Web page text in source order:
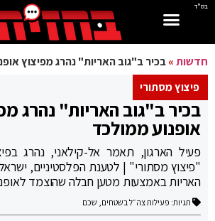
בס"ד
חדשות»בכיר ב"גוב האריות" נהרג מפיצוץ
פיצוץ מסתורי
בכיר ב"גוב האריות" נהרג
אופנוע ממולכד
פעיל הארגון, תאמר אל-קילאני, נהרג
"פיצוץ מסתורי" | לטענת הפלסטיניים,
האריות באמצעות מטען חבלה שהוצמד
תגיות: פעילות צה״ל בשטחים, שכם